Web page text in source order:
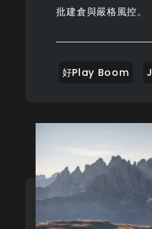
批建倉與嚴格風控。